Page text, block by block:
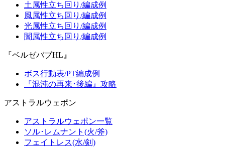
土属性立ち回り/編成例
風属性立ち回り/編成例
光属性立ち回り/編成例
闇属性立ち回り/編成例
『ベルゼバブHL』
ボス行動表/PT編成例
『混沌の再来･後編』攻略
アストラルウェポン
アストラルウェポン一覧
ソル･レムナント(火/斧)
フェイトレス(水/剣)